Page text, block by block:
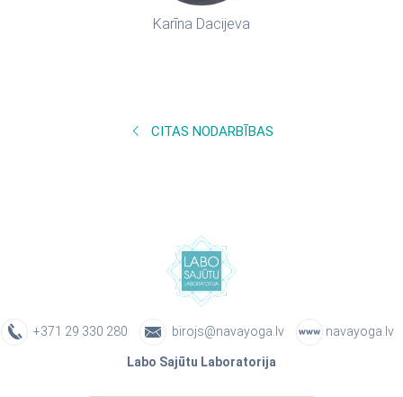
Karīna Dacijeva
CITAS NODARBĪBAS
+371 29 330 280 birojs@navayoga.lv navayoga.lv
Labo Sajūtu Laboratorija